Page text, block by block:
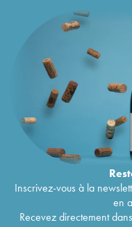
Inscrivez-vous à la
en
Recevez directement